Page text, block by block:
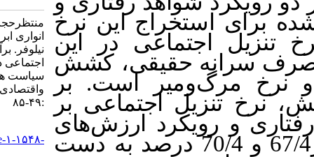
این نرخ
در این
حقیقی، کشش
است. بر
اجتماعی بر
ارزش‌های
آشکار شده به ترتیب برابر67/4 و 70/4 درصد به دست
منتظرحجت امیرحسین،
انواری ابراهیم، فرشین
نیلوفر. برآورد نرخ تنزیل
اجتماعی در ایران. فصلنامه
سیاست های مالی
واقتصادی. ۱۴۰۳; ۱۲ (۴۶)
:۴۹-۸۵
http://qjfep.ir/article-۱-۱۵۴۸-